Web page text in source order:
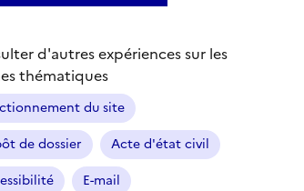
d'autres expériences sur les
thématiques
du site
de dossier
Acte d'état civil
E-mail